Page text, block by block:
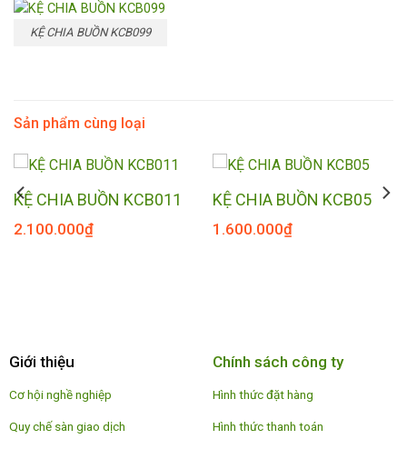
KỆ CHIA BUỒN KCB099
Sản phẩm cùng loại
KỆ CHIA BUỒN KCB011
2.100.000₫
KỆ CHIA BUỒN KCB05
1.600.000₫
Giới thiệu
Cơ hội nghề nghiệp
Quy chế sàn giao dịch
Chính sách công ty
Hình thức đặt hàng
Hình thức thanh toán